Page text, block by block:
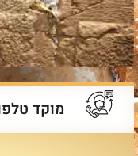
מוקד